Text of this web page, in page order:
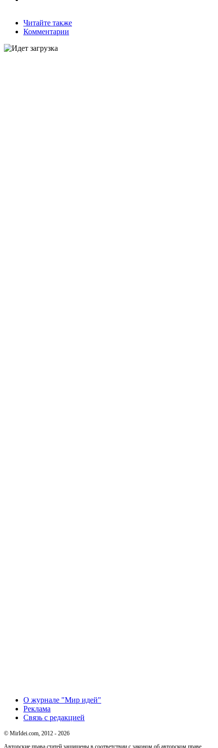
Читайте также
Комментарии
О журнале "Мир идей"
Реклама
Связь с редакцией
© MirIdei.com, 2012 - 2026
Авторские права статей защищены в соответствии с законом об авторском праве.